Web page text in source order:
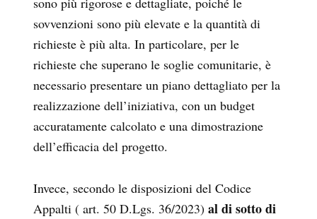
sovvenzioni sono più elevate e la quantità di
richieste è più alta. In particolare, per le
richieste che superano le soglie comunitarie, è
necessario presentare un piano dettagliato per la
realizzazione dell’iniziativa, con un budget
accuratamente calcolato e una dimostrazione
dell’efficacia del progetto.
Invece, secondo le disposizioni del Codice
Appalti ( art. 50 D.Lgs. 36/2023) al di sotto di